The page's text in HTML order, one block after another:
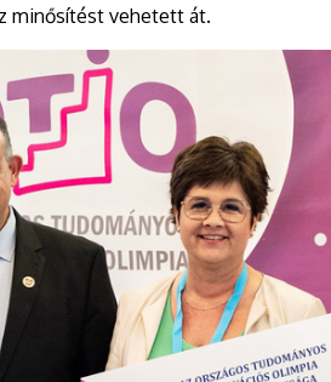
minősítést vehetett át.